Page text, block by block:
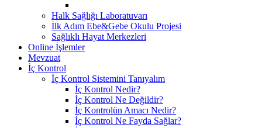
Halk Sağlığı Laboratuvarı
İlk Adım Ebe&Gebe Okulu Projesi
Sağlıklı Hayat Merkezleri
Online İşlemler
Mevzuat
İç Kontrol
İç Kontrol Sistemini Tanıyalım
İç Kontrol Nedir?
İç Kontrol Ne Değildir?
İç Kontrolün Amacı Nedir?
İç Kontrol Ne Fayda Sağlar?